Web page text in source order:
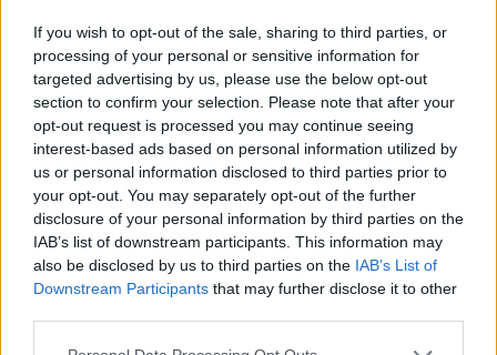
If you wish to opt-out of the sale, sharing to third parties, or
processing of your personal or sensitive information for
targeted advertising by us, please use the below opt-out
section to confirm your selection. Please note that after your
opt-out request is processed you may continue seeing
interest-based ads based on personal information utilized by
us or personal information disclosed to third parties prior to
your opt-out. You may separately opt-out of the further
disclosure of your personal information by third parties on the
IAB’s list of downstream participants. This information may
also be disclosed by us to third parties on the IAB’s List of
Downstream Participants that may further disclose it to other